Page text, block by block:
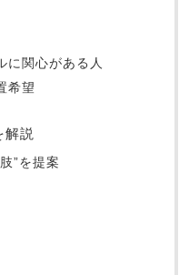
に関心がある人
希望
解説
”を提案